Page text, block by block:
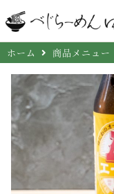
ホーム 商品メニュー